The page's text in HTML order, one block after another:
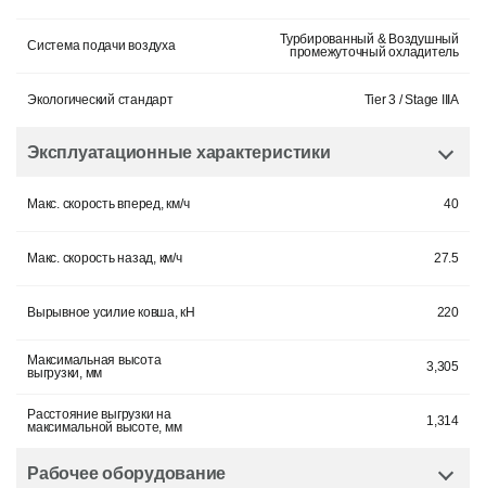
Система подачи воздуха
Турбированный & Воздушный
промежуточный охладитель
Экологический стандарт Tier 3 / Stage IIIA
Эксплуатационные характеристики
Макс. скорость вперед, км/ч 40
Макс. скорость назад, км/ч 27.5
Вырывное усилие ковша, кН 220
Максимальная высота
выгрузки, мм
3,305
Расстояние выгрузки на
максимальной высоте, мм
1,314
Рабочее оборудование